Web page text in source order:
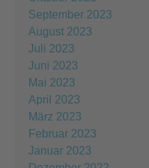
September 2023
August 2023
Juli 2023
Juni 2023
Mai 2023
April 2023
März 2023
Februar 2023
Januar 2023